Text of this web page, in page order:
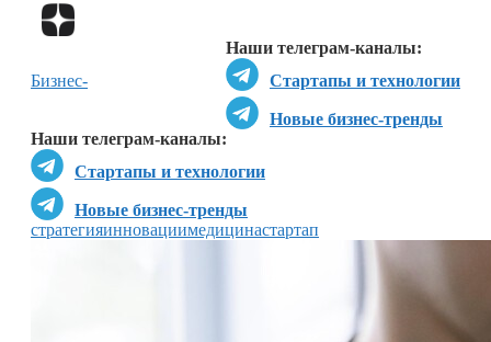
Наши телеграм-каналы:
Стартапы и технологии
Новые бизнес-тренды
Наши телеграм-каналы:
Стартапы и технологии
Новые бизнес-тренды
Бизнес-
стратегияинновациимедицинастартап